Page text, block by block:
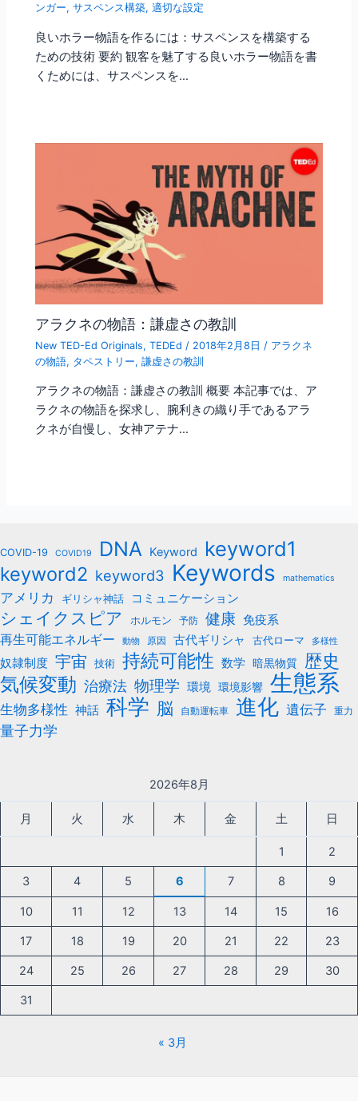
ンガー,サスペンス構築,適切な設定
良いホラー物語を作るには：サスペンスを構築する
ための技術 要約 観客を魅了する良いホラー物語を書
くためには、サスペンスを…
アラクネの物語：謙虚さの教訓
New TED-Ed Originals,TEDEd / 2018年2月8日 / アラクネ
の物語, タペストリー,謙虚さの教訓
アラクネの物語：謙虚さの教訓 概要 本記事では、ア
ラクネの物語を探求し、腕利きの織り手であるアラ
クネが自慢し、女神アテナ…
COVID-19 COVID19 DNA Keyword keyword1
keyword2 keyword3 Keywords mathematics
アメリカ ギリシャ神話 コミュニケーション
シェイクスピア ホルモン 予防 健康 免疫系
再生可能エネルギー
動物 原因 古代ギリシャ 古代ローマ 多様性
奴隷制度 宇宙 技術 持続可能性 数学 暗黒物質 歴史
気候変動 治療法 物理学 環境 環境影響 生態系
生物多様性 神話 科学 脳 自動運転車 進化 遺伝子 重力
量子力学
2026年8月
月 火 水 木 金 土 日
1 2
3 4 5 6 7 8 9
10 11 12 13 14 15 16
17 18 19 20 21 22 23
24 25 26 27 28 29 30
31
« 3月